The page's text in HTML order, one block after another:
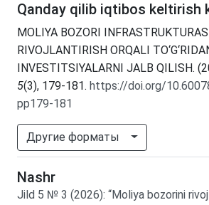
Qanday qilib iqtibos keltirish
MOLIYA BOZORI
RIVOJLANTIRISH ORQALI
INVESTITSIYALARNI JALB QILISH.
5(3), 179-181. https://doi.org/
pp179-181
Другие форматы
Nashr
Jild 5 № 3 (2026): “Moliya bozorini